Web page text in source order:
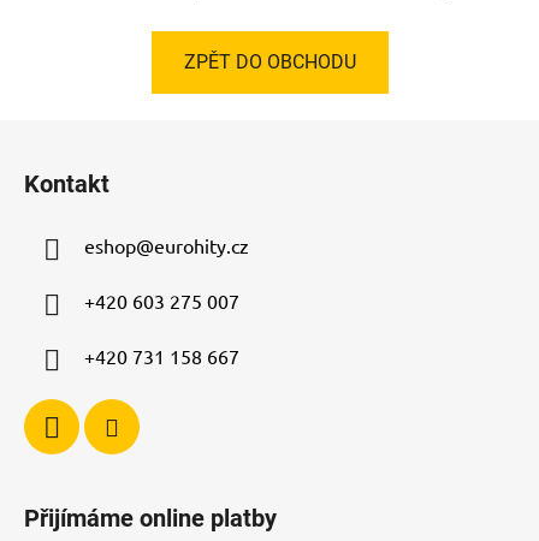
ZPĚT DO OBCHODU
Kontakt
eshop@eurohity.cz
+420 603 275 007
+420 731 158 667
Přijímáme online platby